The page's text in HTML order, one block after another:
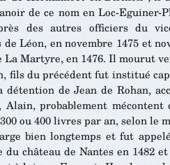
de ce nom en Loc-
des autres officiers du
Léon, en novembre 1475 et
Martyre, en 1476. Il mourut
fils du précédent fut institué
de Jean de Rohan,
probablement
ou 400 livres par an, selon le
bien longtemps et fut
château de Nantes en 1482